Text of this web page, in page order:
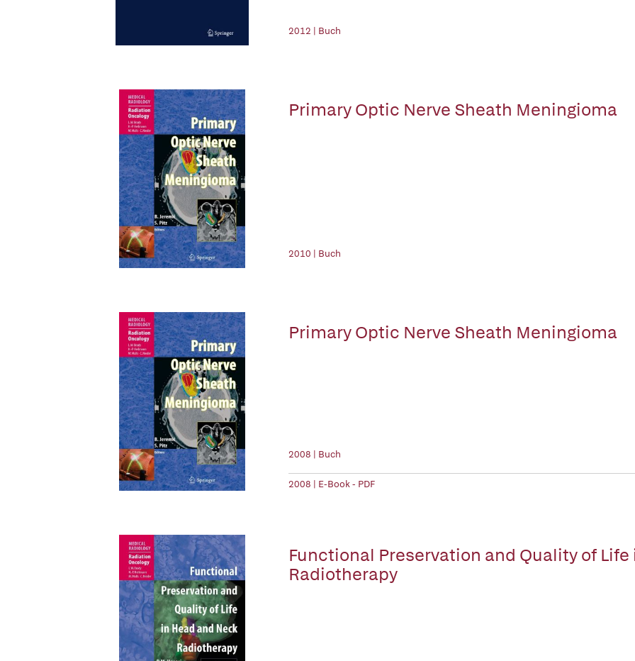
2012 | Buch
Primary Optic Nerve Sheath Meningioma
2010 | Buch
Primary Optic Nerve Sheath Meningioma
2008 | Buch
2008 | E-Book - PDF
Functional Preservation and Quality of Life
Radiotherapy